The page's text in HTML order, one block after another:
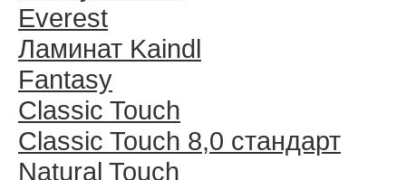
Everest
Ламинат Kaindl
Fantasy
Classic Touch
Classic Touch 8,0 стандарт
Natural Touch